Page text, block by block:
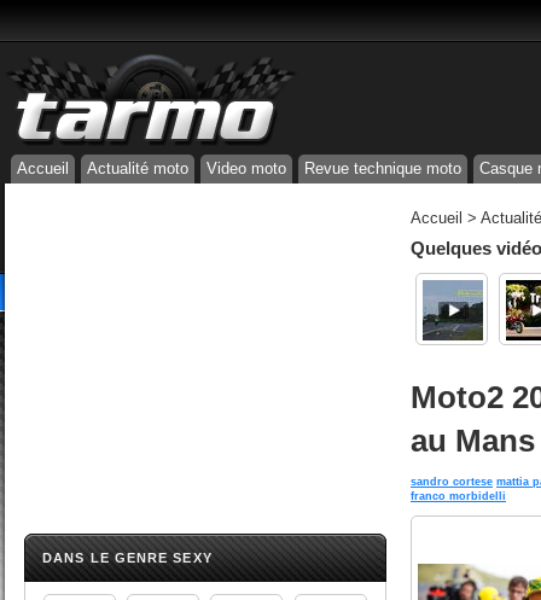
Accueil Actualité moto Video moto Revue technique moto Casque
DANS LE GENRE SEXY
Accueil >
Quelques
Moto2
au Mans
sandro cortese mattia
franco morbidelli